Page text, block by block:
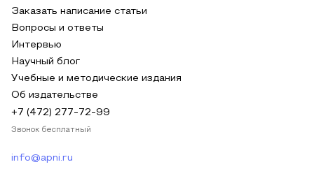
Заказать написание статьи
Вопросы и ответы
Интервью
Научный блог
Учебные и методические издания
Об издательстве
+7 (472) 277-72-99
Звонок бесплатный
info@apni.ru